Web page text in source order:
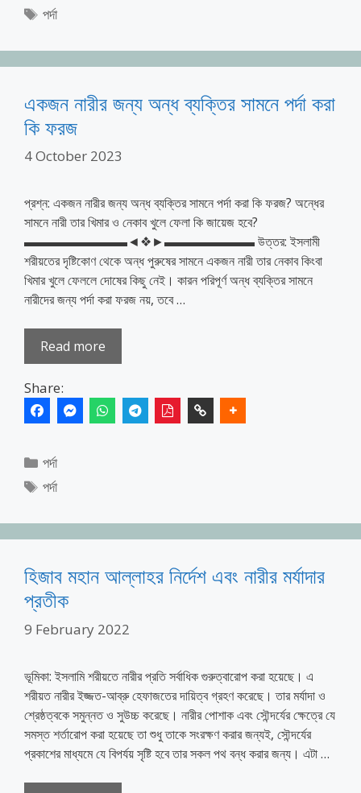
Tags
পর্দা
একজন নারীর জন্য অন্ধ ব্যক্তির সামনে পর্দা করা
কি ফরজ
4 October 2023
প্রশ্ন: একজন নারীর জন্য অন্ধ ব্যক্তির সামনে পর্দা করা কি ফরজ? অন্ধের
সামনে নারী তার খিমার ও নেকাব খুলে ফেলা কি জায়েজ হবে?
▬▬▬▬▬▬▬▬◄❖►▬▬▬▬▬▬▬ উত্তর: ইসলামী
শরীয়তের দৃষ্টিকোণ থেকে অন্ধ পুরুষের সামনে একজন নারী তার নেকাব কিংবা
খিমার খুলে ফেললে দোষের কিছু নেই। কারন পরিপূর্ণ অন্ধ ব্যক্তির সামনে
নারীদের জন্য পর্দা করা ফরজ নয়, তবে …
Read more
Share:
Categories
পর্দা
Tags
পর্দা
হিজাব মহান আল্লাহর নির্দেশ এবং নারীর মর্যাদার
প্রতীক
9 February 2022
ভূমিকা: ইসলামি শরীয়তে নারীর প্রতি সর্বাধিক গুরুত্বারোপ করা হয়েছে। এ
শরীয়ত নারীর ইজ্জত-আব্রু হেফাজতের দায়িত্ব গ্রহণ করেছে। তার মর্যাদা ও
শ্রেষ্ঠত্বকে সমুন্নত ও সুউচ্চ করেছে। নারীর পোশাক এবং সৌন্দর্যের ক্ষেত্রে যে
সমস্ত শর্তারোপ করা হয়েছে তা শুধু তাকে সংরক্ষণ করার জন্যই, সৌন্দর্যের
প্রকাশের মাধ্যমে যে বিপর্যয় সৃষ্টি হবে তার সকল পথ বন্ধ করার জন্য। এটা …